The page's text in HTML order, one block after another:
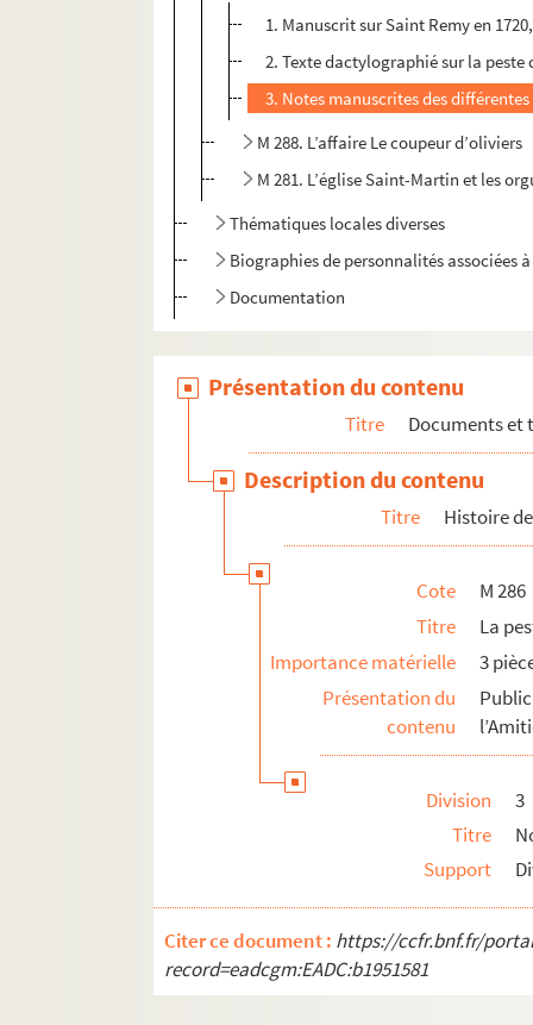
1. Manuscrit sur Saint Remy en
2. Texte dactylographié sur la
3. Notes manuscrites des
M 288. L’affaire Le coupeur d’oliviers
M 281. L’église Saint-Martin et les
Thématiques locales diverses
Biographies de personnalités associées
Documentation
Présentation du contenu
Titre Documents et
Description du contenu
Titre Histoire
Cote
M 286
Titre
La
Importance matérielle
3
Présentation du
contenu
Division
3
Titre
Support
Citer ce document : https://ccfr.bnf.fr/
record=eadcgm:EADC:b1951581